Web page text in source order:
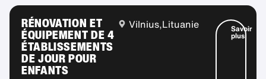
RÉNOVATION ET
ÉQUIPEMENT DE 4
ÉTABLISSEMENTS
DE JOUR POUR
ENFANTS
Vilnius,Lituanie Savoir
plus